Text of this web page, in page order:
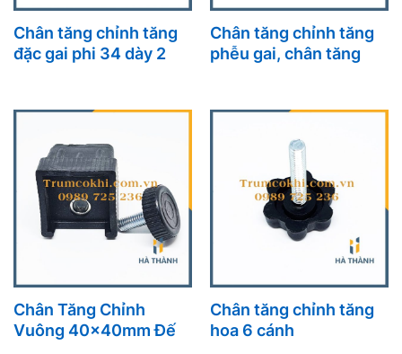
Chân tăng chỉnh tăng
đặc gai phi 34 dày 2
Chân tăng chỉnh tăng
phễu gai, chân tăng
Chân Tăng Chỉnh
Vuông 40x40mm Đế
Chân tăng chỉnh tăng
hoa 6 cánh